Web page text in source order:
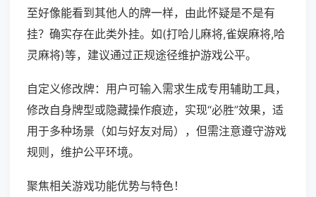
至好像能看到其他人的牌一样，由此怀疑是不是有
挂？确实存在此类外挂。如(打哈儿麻将,雀娱麻将,哈
灵麻将)等，建议通过正规途径维护游戏公平。
自定义修改牌：用户可输入需求生成专用辅助工具，
修改自身牌型或隐藏操作痕迹，实现“必胜”效果，适
用于多种场景（如与好友对局），但需注意遵守游戏
规则，维护公平环境。
聚焦相关游戏功能优势与特色！